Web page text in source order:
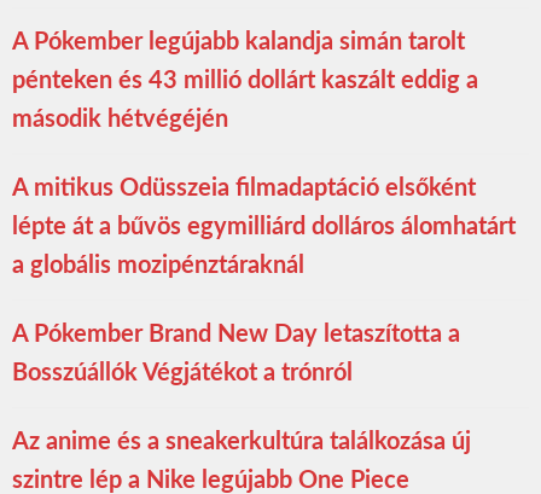
A Pókember legújabb kalandja simán tarolt
pénteken és 43 millió dollárt kaszált eddig a
második hétvégéjén
A mitikus Odüsszeia filmadaptáció elsőként
lépte át a bűvös egymilliárd dolláros álomhatárt
a globális mozipénztáraknál
A Pókember Brand New Day letaszította a
Bosszúállók Végjátékot a trónról
Az anime és a sneakerkultúra találkozása új
szintre lép a Nike legújabb One Piece